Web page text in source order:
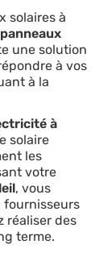
solaires à
panneaux
une solution
à vos
à la
à
solaire
les
votre
, vous
fournisseurs
réaliser des
terme.